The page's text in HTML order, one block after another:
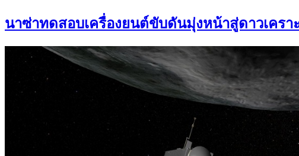
นาซ่าทดสอบเครื่องยนต์ขับดันมุ่งหน้าสู่ดาวเครา